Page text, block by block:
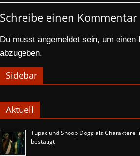
Schreibe einen Kommentar
Du musst angemeldet sein, um einen
abzugeben.
Sidebar
Aktuell
Tupac und Snoop Dogg als Charaktere
bestätigt